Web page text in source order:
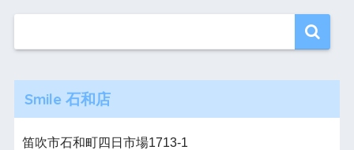
Smile 石和店
笛吹市石和町四日市場1713-1